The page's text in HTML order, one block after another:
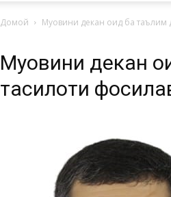
миллии
Тоҷикистон
Домой Муовини декан оид ба таълим
Муовини декан
таҳсилоти